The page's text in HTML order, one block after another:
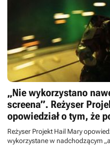
„Nie wykorzystano
screena”. Reżyser
opowiedział o tym, że
efekty
Reżyser Projekt Hail Mary
wykorzystane w nadchodzącym